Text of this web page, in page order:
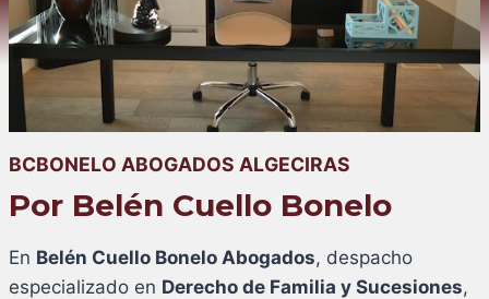
BCBONELO ABOGADOS ALGECIRAS
Por Belén Cuello Bonelo
En Belén Cuello Bonelo Abogados, despacho
especializado en Derecho de Familia y Sucesiones,